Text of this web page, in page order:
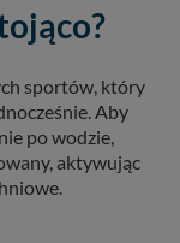
sportów, który
Aby
po wodzie,
aktywując